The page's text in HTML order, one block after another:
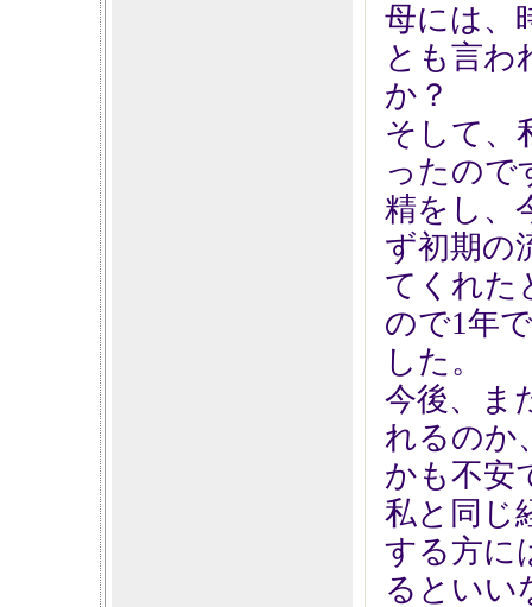
母には、
とも言わ
か？
そして、
ったので
精をし、
ず初期の
てくれた
ので1年
した。
今後、ま
れるのか
かも不安
私と同じ
する方に
るといい